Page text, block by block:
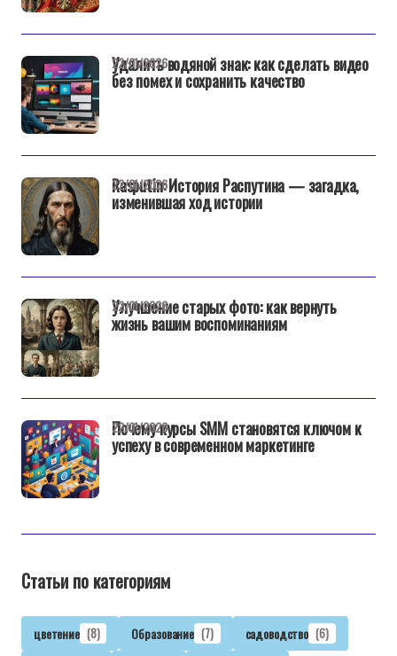
Удалить водяной знак: как сделать видео
без помех и сохранить качество
22/01/2026
Rasputin: История Распутина — загадка,
изменившая ход истории
22/01/2026
Улучшение старых фото: как вернуть
жизнь вашим воспоминаниям
22/01/2026
Почему курсы SMM становятся ключом к
успеху в современном маркетинге
22/01/2026
Статьи по категориям
цветение (8) Образование (7) садоводство (6)